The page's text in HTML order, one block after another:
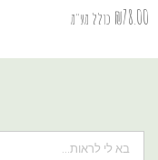
₪78.00 כולל מע"מ
חיפוש